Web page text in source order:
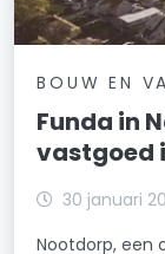
BOUW EN
Funda in
vastgoed
30 januari
Nootdorp, een